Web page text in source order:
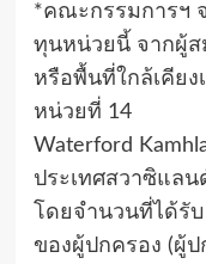
*คณะกรรมการฯ
ทุนหน่วยนี้ จากผู้ส
หรือพื้นที่ใกล้เคีย
หน่วยที่ 14
Waterford
ประเทศสวาซิแล
โดยจำนวนที่ได้รั
ของผู้ปกครอง (ผู้ป